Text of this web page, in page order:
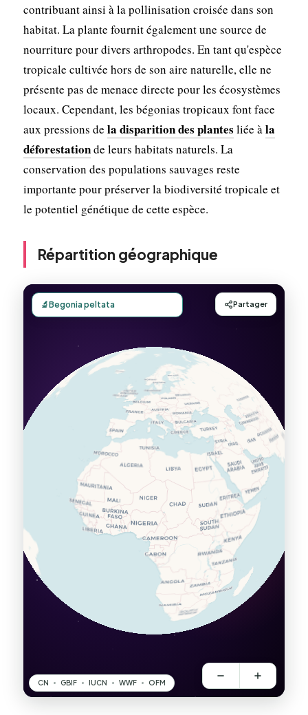
contribuant ainsi à la pollinisation croisée dans son
habitat. La plante fournit également une source de
nourriture pour divers arthropodes. En tant qu'espèce
tropicale cultivée hors de son aire naturelle, elle ne
présente pas de menace directe pour les écosystèmes
locaux. Cependant, les bégonias tropicaux font face
aux pressions de la disparition des plantes liée àla
déforestationde leurs habitats naturels. La
conservation des populations sauvages reste
importante pour préserver la biodiversité tropicale et
le potentiel génétique de cette espèce.
Répartition géographique